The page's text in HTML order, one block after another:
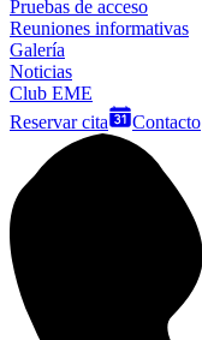
Pruebas de acceso
Reuniones informativas
Galería
Noticias
Club EME
Reservar cita
Contacto